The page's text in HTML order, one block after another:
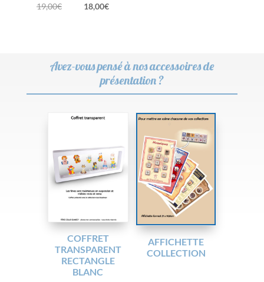
19,00€
19,00€.
18,00€
18,00€.
Avez-vous pensé à nos accessoires de
présentation ?
COFFRET
TRANSPARENT
RECTANGLE
BLANC
AFFICHETTE
COLLECTION